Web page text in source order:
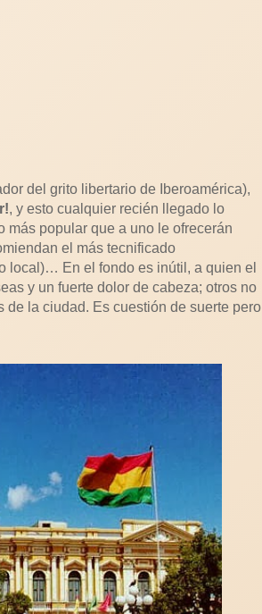
del grito libertario de Iberoamérica),
, y esto cualquier recién llegado lo
más popular que a uno le ofrecerán
el más tecnificado
local)… En el fondo es inútil, a quien el
y un fuerte dolor de cabeza; otros no
la ciudad. Es cuestión de suerte pero